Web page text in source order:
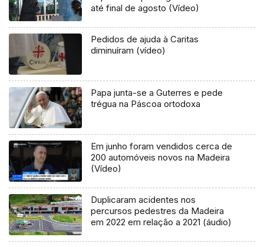
até final de agosto (Vídeo)
Pedidos de ajuda à Caritas
diminuíram (vídeo)
Papa junta-se a Guterres e pede
trégua na Páscoa ortodoxa
Em junho foram vendidos cerca de
200 automóveis novos na Madeira
(Vídeo)
Duplicaram acidentes nos
percursos pedestres da Madeira
em 2022 em relação a 2021 (áudio)